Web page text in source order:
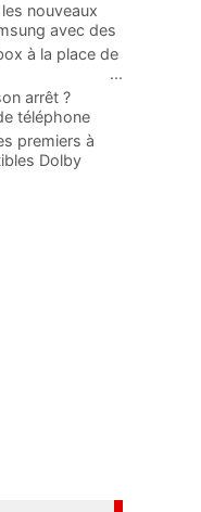
nouveaux
avec des
...
à la place de
...
arrêt ?
téléphone
premiers à
Dolby